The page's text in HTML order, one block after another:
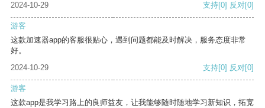
2024-10-29 支持[0] 反对[0]
游客
这款加速器app的客服很贴心，遇到问题都能及时解决，服务态度非常
好。
2024-10-29
支持[0] 反对[0]
游客
这款app是我学习路上的良师益友，让我能够随时随地学习新知识，拓宽